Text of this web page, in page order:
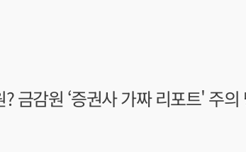
금감원 ‘증권사 가짜 리포트' 주의